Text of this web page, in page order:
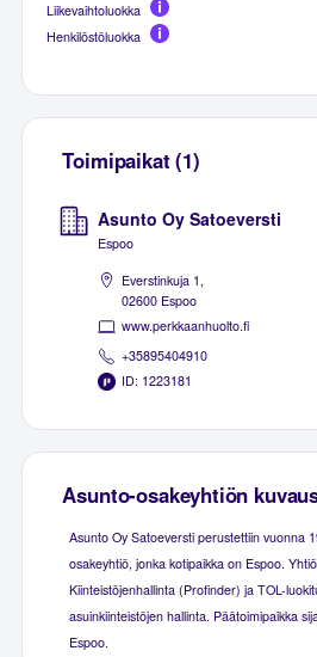
Liikevaihtoluokka
Henkilöstöluokka
Toimipaikat (1)
Asunto Oy Satoeversti
Espoo
Everstinkuja 1,
02600 Espoo
www.perkkaanhuolto.fi
+35895404910
ID: 1223181
Asunto-osakeyhtiön
Asunto Oy Satoeversti perustettiin vuonna
osakeyhtiö, jonka kotipaikka on Espoo.
Kiinteistöjenhallinta (Profinder) ja TOL-
asuinkiinteistöjen hallinta. Päätoimipaikka
Espoo.